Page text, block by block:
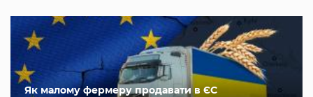
Як малому фермеру продавати в ЄС